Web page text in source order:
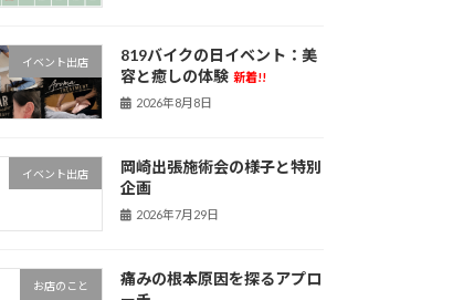
イベント出店
819バイクの日イベント：美
容と癒しの体験 新着!!
2026年8月8日
イベント出店
岡崎出張施術会の様子と特別
企画
2026年7月29日
お店のこと
痛みの根本原因を探るアプロ